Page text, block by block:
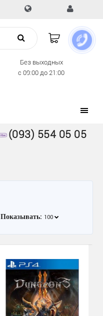
Без выходных
с 09:00 до 21:00
(093) 554 05 05
Показывать: